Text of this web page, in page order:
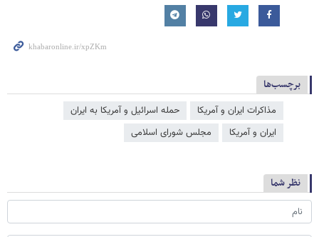
برچسب‌ها
مذاکرات ایران و آمریکا
حمله اسرائیل و آمریکا به ایران
ایران و آمریکا
مجلس شورای اسلامی
نظر شما